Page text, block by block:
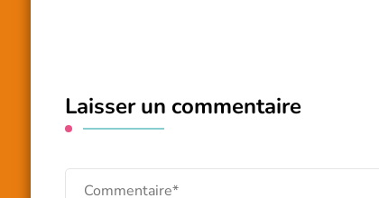
Laisser un commentaire